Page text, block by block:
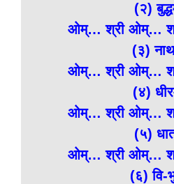
(२)
ओम्… श्री ओम्…
(३)
ओम्… श्री ओम्…
(४)
ओम्… श्री ओम्…
(५)
ओम्… श्री ओम्…
(६) वि-